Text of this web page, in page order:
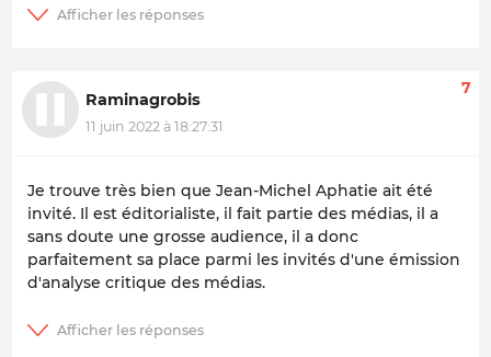
Raminagrobis
11 juin 2022 à 18:27:31
7
Je trouve très bien que Jean-Michel Aphatie ait été
invité. Il est éditorialiste, il fait partie des médias, il a
sans doute une grosse audience, il a donc
parfaitement sa place parmi les invités d'une émission
d'analyse critique des médias.